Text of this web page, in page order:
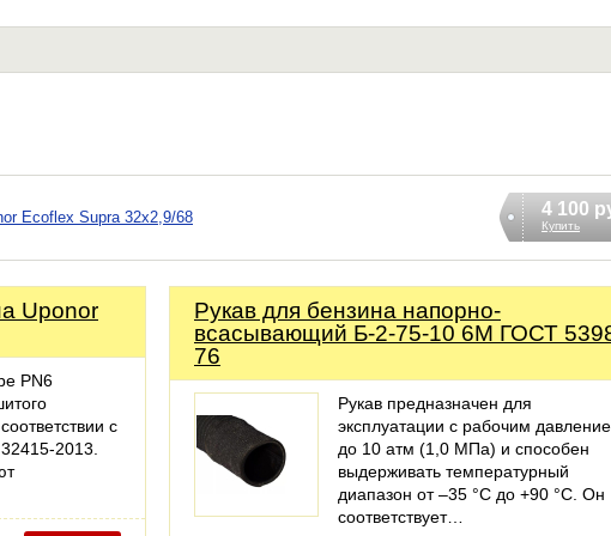
Ecoflex Supra 32х2,9/68 4 100
Купить
Uponor
PN6
с
2013.
Рукав для бензина напорно-
всасывающий Б-2-75-10 6М ГОСТ
76
Рукав предназначен для
эксплуатации с рабочим
до 10 атм (1,0 МПа) и способен
выдерживать температурный
диапазон от –35 °С до +90 °С. Он
соответствует…